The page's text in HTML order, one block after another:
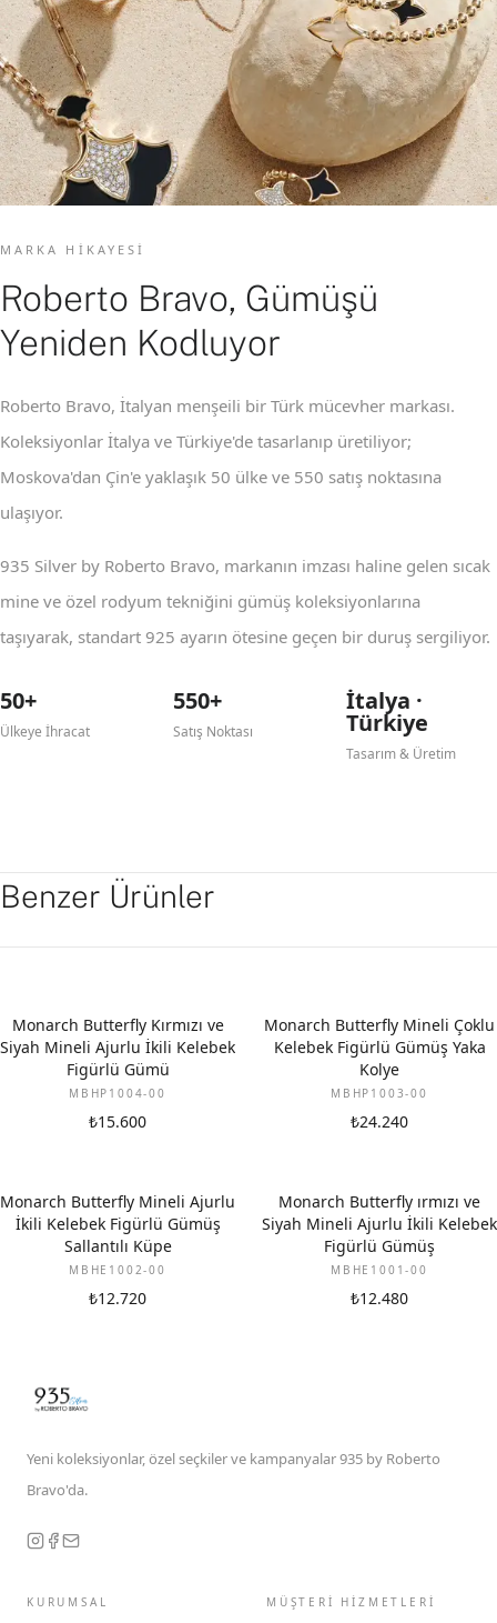
MARKA HIKAYESI
Roberto Bravo, Gümüşü
Yeniden Kodluyor
Roberto Bravo, İtalyan menşeili bir Türk mücevher markası.
Koleksiyonlar İtalya ve Türkiye'de tasarlanıp üretiliyor;
Moskova'dan Çin'e yaklaşık 50 ülke ve 550 satış noktasına
ulaşıyor.
935 Silver by Roberto Bravo, markanın imzası haline gelen sıcak
mine ve özel rodyum tekniğini gümüş koleksiyonlarına
taşıyarak, standart 925 ayarın ötesine geçen bir duruş sergiliyor.
50+
Ülkeye İhracat
550+
Satış Noktası
İtalya ·
Türkiye
Tasarım & Üretim
Benzer Ürünler
Monarch Butterfly Kırmızı ve
Siyah Mineli Ajurlu İkili Kelebek
Figürlü Gümü
MBHP1004-00
₺15.600
Monarch Butterfly Mineli Çoklu
Kelebek Figürlü Gümüş Yaka
Kolye
MBHP1003-00
₺24.240
Monarch Butterfly Mineli Ajurlu
İkili Kelebek Figürlü Gümüş
Sallantılı Küpe
MBHE1002-00
₺12.720
Monarch Butterfly ırmızı ve
Siyah Mineli Ajurlu İkili Kelebek
Figürlü Gümüş
MBHE1001-00
₺12.480
Yeni koleksiyonlar, özel seçkiler ve kampanyalar 935 by Roberto
Bravo'da.
KURUMSAL MÜŞTERİ HİZMETLERİ